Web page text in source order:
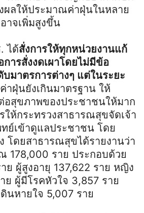
ผลให้ประมาณค่าฝุ่นในหลาย
าจเพิ่มสูงขึ้น
ได้สั่งการให้ทุกหน่วยงานแก้
ารสั่งงดเผาโดยไม่มีข้อ
บมาตรการต่างๆ แต่ในระยะ
าฝุ่นยังเกินมาตรฐาน ให้
อสุขภาพของประชาชนให้มาก
ให้กระทรวงสาธารณสุขจัดเจ้า
ย์เข้าดูแลประชาชน โดย
โดยสาธารณสุขได้รายงานว่า
178,000 ราย ประกอบด้วย
ย ผู้สูงอายุ 137,622 ราย หญิง
ย ผู้มีโรคหัวใจ 3,857 ราย
นหายใจ 5,007 ราย